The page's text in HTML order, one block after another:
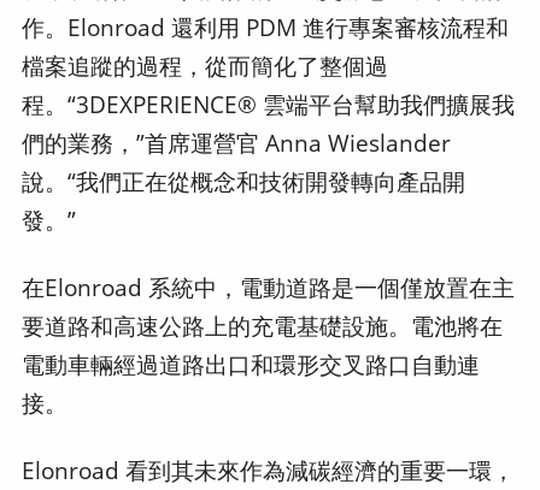
作。Elonroad 還利用 PDM 進行專案審核流程和
檔案追蹤的過程，從而簡化了整個過
程。“3DEXPERIENCE® 雲端平台幫助我們擴展我
們的業務，”首席運營官 Anna Wieslander
說。“我們正在從概念和技術開發轉向產品開
發。”
在Elonroad 系統中，電動道路是一個僅放置在主
要道路和高速公路上的充電基礎設施。電池將在
電動車輛經過道路出口和環形交叉路口自動連
接。
Elonroad 看到其未來作為減碳經濟的重要一環，